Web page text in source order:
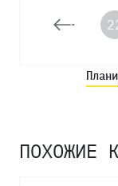
23
ПОХОЖИЕ